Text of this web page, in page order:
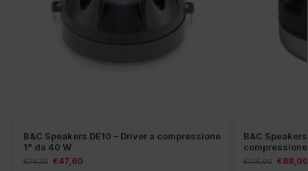
B&C Speakers DE10 – Driver a compressione
1” da 40 W
€79,30 €47,60
B&C
compressione
€146,00 €88,00